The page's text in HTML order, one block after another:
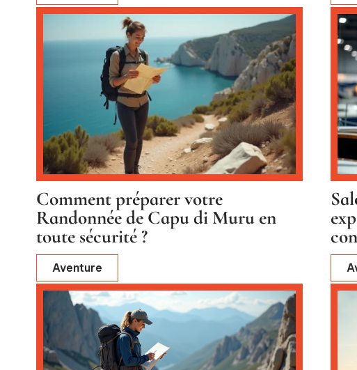
Comment préparer votre
Randonnée de Capu di Muru en
toute sécurité ?
Aventure